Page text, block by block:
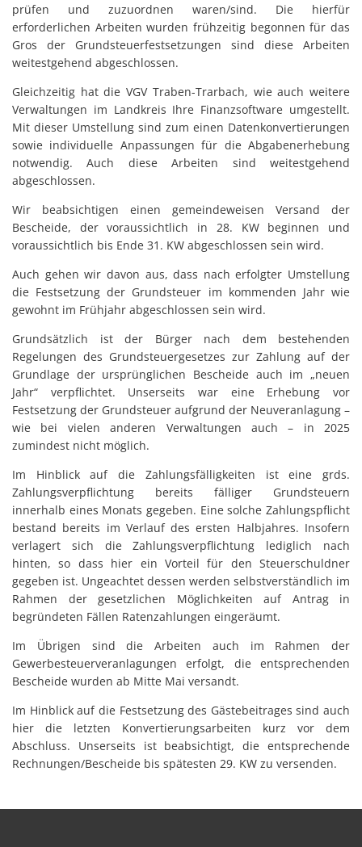
prüfen und zuzuordnen waren/sind. Die hierfür
erforderlichen Arbeiten wurden frühzeitig begonnen für das
Gros der Grundsteuerfestsetzungen sind diese Arbeiten
weitestgehend abgeschlossen.
Gleichzeitig hat die VGV Traben-Trarbach, wie auch weitere
Verwaltungen im Landkreis Ihre Finanzsoftware umgestellt.
Mit dieser Umstellung sind zum einen Datenkonvertierungen
sowie individuelle Anpassungen für die Abgabenerhebung
notwendig. Auch diese Arbeiten sind weitestgehend
abgeschlossen.
Wir beabsichtigen einen gemeindeweisen Versand der
Bescheide, der voraussichtlich in 28. KW beginnen und
voraussichtlich bis Ende 31. KW abgeschlossen sein wird.
Auch gehen wir davon aus, dass nach erfolgter Umstellung
die Festsetzung der Grundsteuer im kommenden Jahr wie
gewohnt im Frühjahr abgeschlossen sein wird.
Grundsätzlich ist der Bürger nach dem bestehenden
Regelungen des Grundsteuergesetzes zur Zahlung auf der
Grundlage der ursprünglichen Bescheide auch im „neuen
Jahr“ verpflichtet. Unserseits war eine Erhebung vor
Festsetzung der Grundsteuer aufgrund der Neuveranlagung –
wie bei vielen anderen Verwaltungen auch – in 2025
zumindest nicht möglich.
Im Hinblick auf die Zahlungsfälligkeiten ist eine grds.
Zahlungsverpflichtung bereits fälliger Grundsteuern
innerhalb eines Monats gegeben. Eine solche Zahlungspflicht
bestand bereits im Verlauf des ersten Halbjahres. Insofern
verlagert sich die Zahlungsverpflichtung lediglich nach
hinten, so dass hier ein Vorteil für den Steuerschuldner
gegeben ist. Ungeachtet dessen werden selbstverständlich im
Rahmen der gesetzlichen Möglichkeiten auf Antrag in
begründeten Fällen Ratenzahlungen eingeräumt.
Im Übrigen sind die Arbeiten auch im Rahmen der
Gewerbesteuerveranlagungen erfolgt, die entsprechenden
Bescheide wurden ab Mitte Mai versandt.
Im Hinblick auf die Festsetzung des Gästebeitrages sind auch
hier die letzten Konvertierungsarbeiten kurz vor dem
Abschluss. Unserseits ist beabsichtigt, die entsprechende
Rechnungen/Bescheide bis spätesten 29. KW zu versenden.